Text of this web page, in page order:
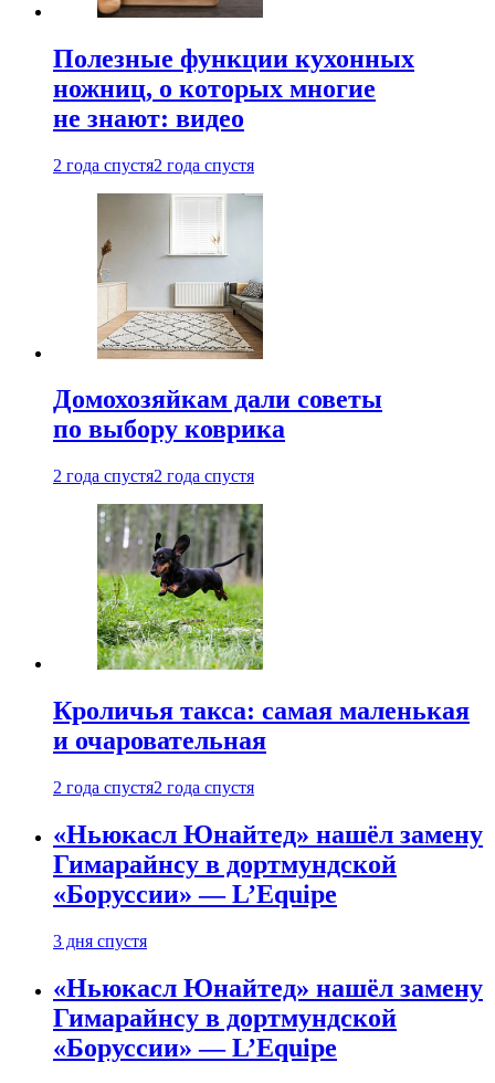
Полезные функции кухонных
ножниц, о которых многие
не знают: видео
2 года спустя2 года спустя
Домохозяйкам дали советы
по выбору коврика
2 года спустя2 года спустя
Кроличья такса: самая маленькая
и очаровательная
2 года спустя2 года спустя
«Ньюкасл Юнайтед» нашёл замену
Гимарайнсу в дортмундской
«Боруссии» — L’Equipe
3 дня спустя
«Ньюкасл Юнайтед» нашёл замену
Гимарайнсу в дортмундской
«Боруссии» — L’Equipe